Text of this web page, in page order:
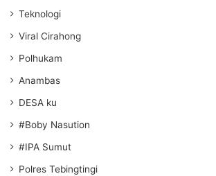
Teknologi
Viral Cirahong
Polhukam
Anambas
DESA ku
#Boby Nasution
#IPA Sumut
Polres Tebingtingi